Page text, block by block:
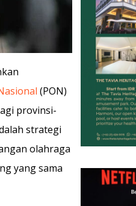
(PON)
provinsi-
strategi
olahraga
yang sama